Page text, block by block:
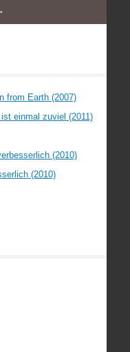
from Earth (2007)
einmal zuviel (2011)
(2010)
(2010)